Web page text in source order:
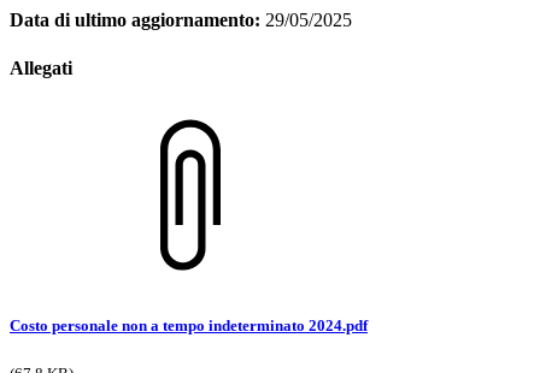
Data di ultimo aggiornamento: 29/05/2025
Allegati
Costo personale non a tempo indeterminato 2024.pdf